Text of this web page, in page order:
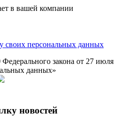
в вашей компании
своих персональных данных
Федерального закона от 27 июля
данных»
новостей